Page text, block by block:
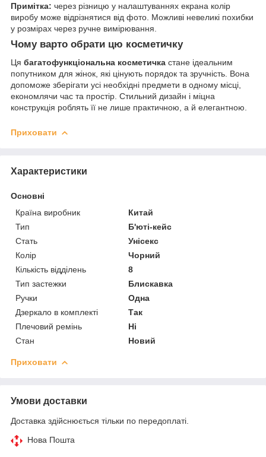
Примітка: через різницю у налаштуваннях екрана колір
виробу може відрізнятися від фото. Можливі невеликі похибки
у розмірах через ручне вимірювання.
Чому варто обрати цю косметичку
Ця багатофункціональна косметичка стане ідеальним
попутником для жінок, які цінують порядок та зручність. Вона
допоможе зберігати усі необхідні предмети в одному місці,
економлячи час та простір. Стильний дизайн і міцна
конструкція роблять її не лише практичною, а й елегантною.
Приховати
Характеристики
Основні
Країна виробник
Китай
Тип
Б'юті-кейс
Стать
Унісекс
Колір
Чорний
Кількість відділень
8
Тип застежки
Блискавка
Ручки
Одна
Дзеркало в комплекті
Так
Плечовий ремінь
Ні
Стан
Новий
Приховати
Умови доставки
Доставка здійснюється тільки по передоплаті.
Нова Пошта